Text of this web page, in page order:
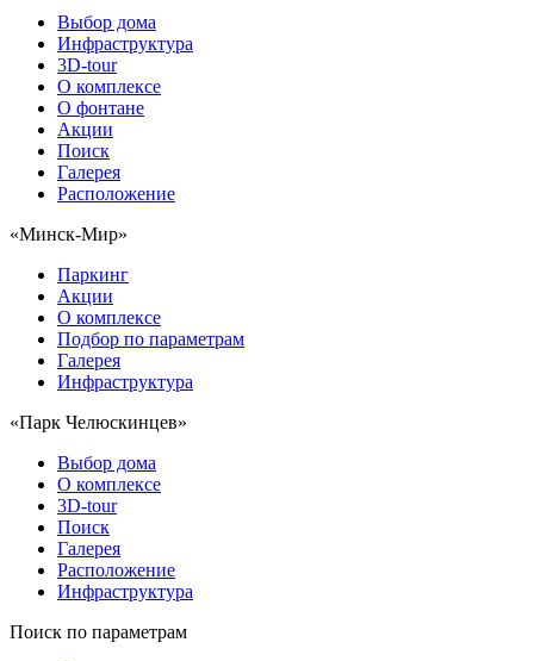
Выбор дома
Инфраструктура
3D-tour
О комплексе
О фонтане
Акции
Поиск
Галерея
Расположение
«Минск-Мир»
Паркинг
Акции
О комплексе
Подбор по параметрам
Галерея
Инфраструктура
«Парк Челюскинцев»
Выбор дома
О комплексе
3D-tour
Поиск
Галерея
Расположение
Инфраструктура
Поиск по параметрам